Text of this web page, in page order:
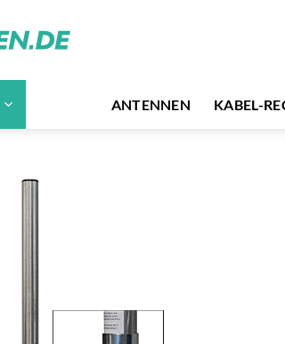
ANTENNEN KABEL-